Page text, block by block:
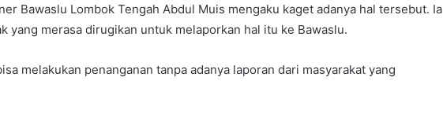
Bawaslu Lombok Tengah Abdul Muis mengaku kaget adanya hal tersebut. Ia
yang merasa dirugikan untuk melaporkan hal itu ke Bawaslu.
melakukan penanganan tanpa adanya laporan dari masyarakat yang